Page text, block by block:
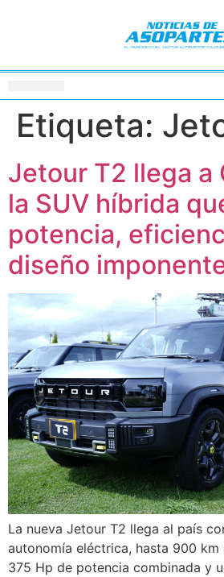
Etiqueta:
Jetour T2 llega a
la SUV híbrida
potencia,
diseño
La nueva Jetour T2 llega al país
autonomía eléctrica, hasta 900
375 Hp de potencia combinada y